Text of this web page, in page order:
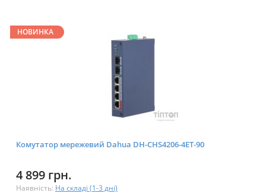
НОВИНКА
Комутатор мережевий Dahua DH-CHS4206-4ET-90
4 899 грн.
Наявність: На складі (1-3 дні)